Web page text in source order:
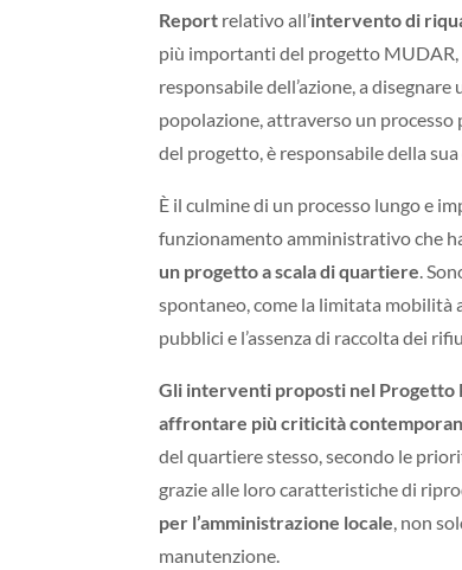
Report relativo all’intervento di
più importanti del progetto MUDAR,
responsabile dell’azione, a
popolazione, attraverso un
del progetto, è responsabile della
È il culmine di un processo lungo e
funzionamento amministrativo che
un progetto a scala di quartiere.
spontaneo, come la limitata mobilità
pubblici e l’assenza di raccolta dei
Gli interventi proposti nel Progetto
affrontare più criticità
del quartiere stesso, secondo le
grazie alle loro caratteristiche di
per l’amministrazione locale, non
manutenzione.